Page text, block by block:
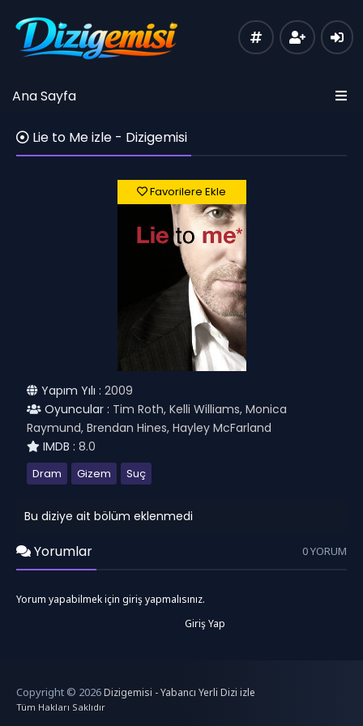
Ana Sayfa
Lie to Me izle - Dizigemisi
Favorilere Ekle
Yapım Yılı : 2009
Oyuncular : Tim Roth, Kelli Williams, Monica
Raymund, Brendan Hines, Hayley McFarland
IMDB : 8.0
Dram Gizem Suç
Bu diziye ait bölüm eklenmedi
Yorumlar 0 YORUM
Yorum yapabilmek için giriş yapmalısınız.
Giriş Yap
Copyright © 2026Dizigemisi - Yabancı Yerli Dizi izle
Tüm Hakları Saklıdır